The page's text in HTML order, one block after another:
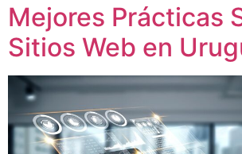
Mejores Prácticas
Sitios Web en